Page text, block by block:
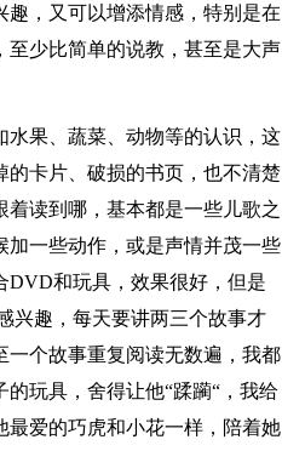
，又可以增添情感，特别是在
至少比简单的说教，甚至是大声
水果、蔬菜、动物等的认识，这
的卡片、破损的书页，也不清楚
读到哪，基本都是一些儿歌之
加一些动作，或是声情并茂一些
DVD和玩具，效果很好，但是
兴趣，每天要讲两三个故事才
一个故事重复阅读无数遍，我都
玩具，舍得让他“蹂躏“，我给
最爱的巧虎和小花一样，陪着她